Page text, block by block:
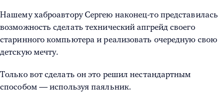
Нашему хаброавтору Сергею наконец-то представилась
возможность сделать технический апгрейд своего
старинного компьютера и реализовать очередную свою
детскую мечту.
Только вот сделать он это решил нестандартным
способом — используя паяльник.